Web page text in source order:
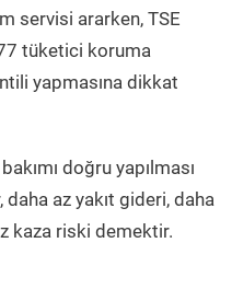
servisi ararken, TSE
tüketici koruma
yapmasına dikkat
doğru yapılması
az yakıt gideri, daha
kaza riski demektir.